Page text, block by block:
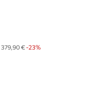
379,90 € -23%